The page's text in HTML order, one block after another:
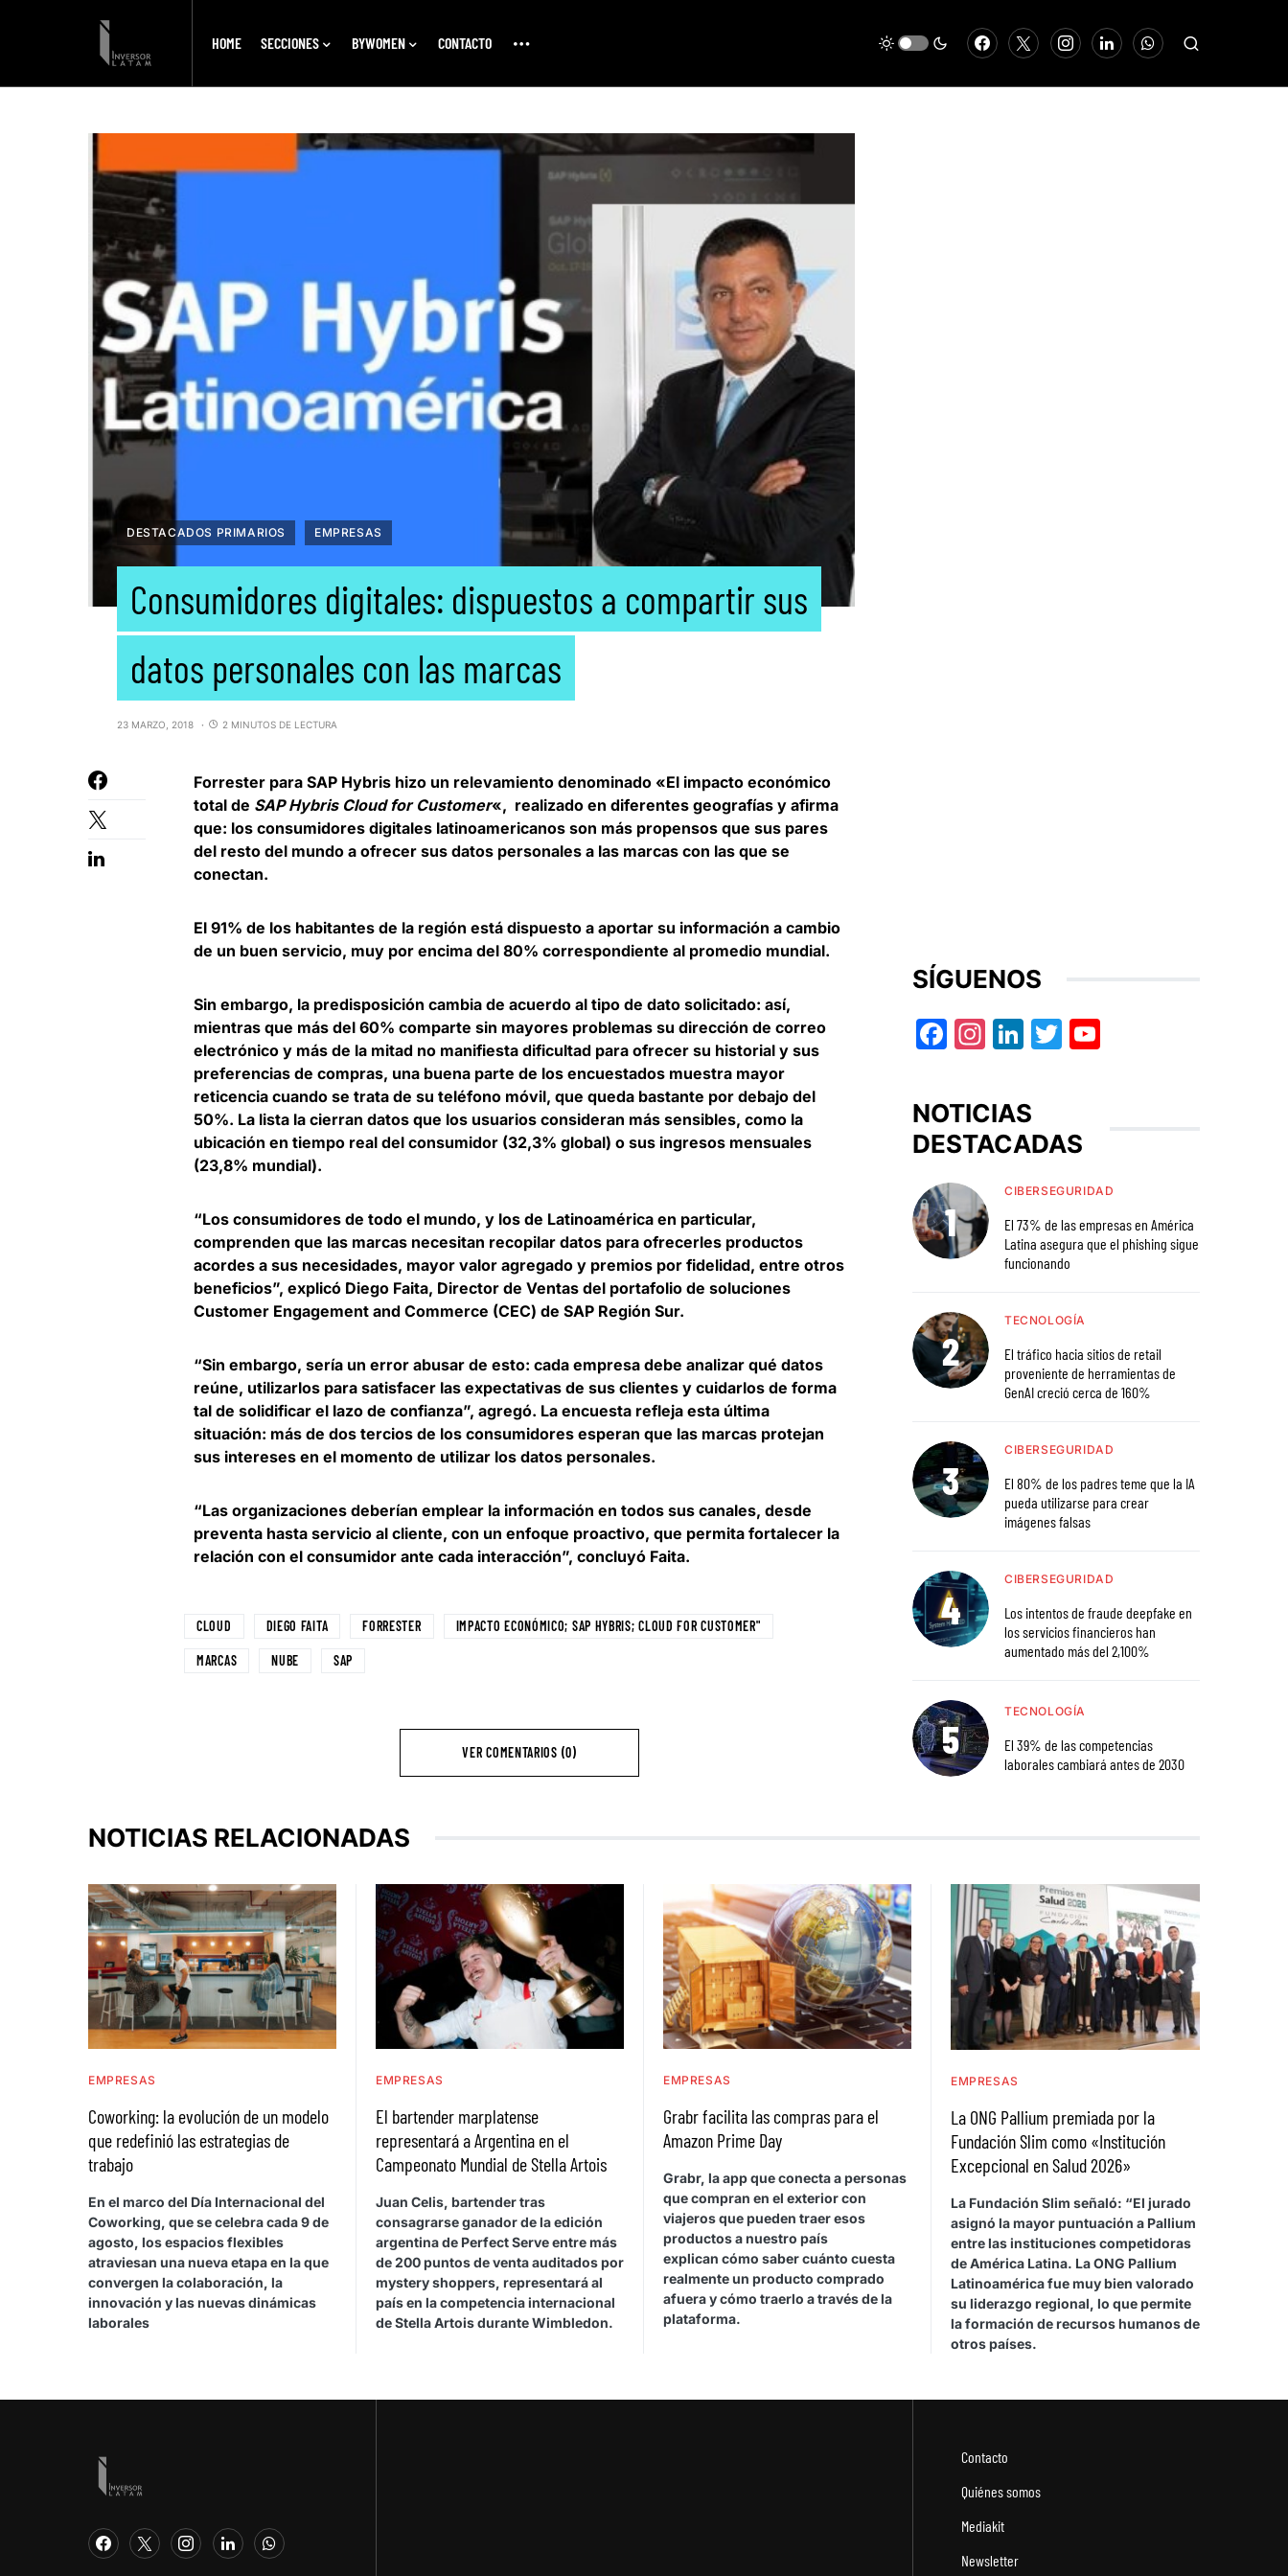
HOME SECCIONES BYWOMEN CONTACTO
DESTACADOS PRIMARIOS EMPRESAS
Consumidores digitales: dispuestos a compartir sus
datos personales con las marcas
23 MARZO, 2018 2 MINUTOS DE LECTURA
Forrester para SAP Hybris hizo un relevamiento denominado «El impacto económico
total de SAP Hybris Cloud for Customer«, realizado en diferentes geografías y afirma
que: los consumidores digitales latinoamericanos son más propensos que sus pares
del resto del mundo a ofrecer sus datos personales a las marcas con las que se
conectan.
El 91% de los habitantes de la región está dispuesto a aportar su información a cambio
de un buen servicio, muy por encima del 80% correspondiente al promedio mundial.
Sin embargo, la predisposición cambia de acuerdo al tipo de dato solicitado: así,
mientras que más del 60% comparte sin mayores problemas su dirección de correo
electrónico y más de la mitad no manifiesta dificultad para ofrecer su historial y sus
preferencias de compras, una buena parte de los encuestados muestra mayor
reticencia cuando se trata de su teléfono móvil, que queda bastante por debajo del
50%. La lista la cierran datos que los usuarios consideran más sensibles, como la
ubicación en tiempo real del consumidor (32,3% global) o sus ingresos mensuales
(23,8% mundial).
“Los consumidores de todo el mundo, y los de Latinoamérica en particular,
comprenden que las marcas necesitan recopilar datos para ofrecerles productos
acordes a sus necesidades, mayor valor agregado y premios por fidelidad, entre otros
beneficios”, explicó Diego Faita, Director de Ventas del portafolio de soluciones
Customer Engagement and Commerce (CEC) de SAP Región Sur.
“Sin embargo, sería un error abusar de esto: cada empresa debe analizar qué datos
reúne, utilizarlos para satisfacer las expectativas de sus clientes y cuidarlos de forma
tal de solidificar el lazo de confianza”, agregó. La encuesta refleja esta última
situación: más de dos tercios de los consumidores esperan que las marcas protejan
sus intereses en el momento de utilizar los datos personales.
“Las organizaciones deberían emplear la información en todos sus canales, desde
preventa hasta servicio al cliente, con un enfoque proactivo, que permita fortalecer la
relación con el consumidor ante cada interacción”, concluyó Faita.
CLOUD DIEGO FAITA FORRESTER IMPACTO ECONÓMICO; SAP HYBRIS; CLOUD FOR CUSTOMER"
MARCAS NUBE SAP
VER COMENTARIOS (0)
SÍGUENOS
Facebook
Instagram
LinkedIn
Twitter
NOTICIAS
DESTACADAS
CIBERSEGURIDAD
El 73% de las empresas en América
Latina asegura que el phishing sigue
funcionando
TECNOLOGÍA
El tráfico hacia sitios de retail
proveniente de herramientas de
GenAI creció cerca de 160%
CIBERSEGURIDAD
El 80% de los padres teme que la IA
pueda utilizarse para crear
imágenes falsas
CIBERSEGURIDAD
Los intentos de fraude deepfake en
los servicios financieros han
aumentado más del 2,100%
TECNOLOGÍA
El 39% de las competencias
laborales cambiará antes de 2030
NOTICIAS RELACIONADAS
EMPRESAS
Coworking: la evolución de un modelo
que redefinió las estrategias de
trabajo
En el marco del Día Internacional del
Coworking, que se celebra cada 9 de
agosto, los espacios flexibles
atraviesan una nueva etapa en la que
convergen la colaboración, la
innovación y las nuevas dinámicas
laborales
EMPRESAS
El bartender marplatense
representará a Argentina en el
Campeonato Mundial de Stella Artois
Juan Celis, bartender tras
consagrarse ganador de la edición
argentina de Perfect Serve entre más
de 200 puntos de venta auditados por
mystery shoppers, representará al
país en la competencia internacional
de Stella Artois durante Wimbledon.
EMPRESAS
Grabr facilita las compras para el
Amazon Prime Day
Grabr, la app que conecta a personas
que compran en el exterior con
viajeros que pueden traer esos
productos a nuestro país
explican cómo saber cuánto cuesta
realmente un producto comprado
afuera y cómo traerlo a través de la
plataforma.
EMPRESAS
La ONG Pallium premiada por la
Fundación Slim como «Institución
Excepcional en Salud 2026»
La Fundación Slim señaló: “El jurado
asignó la mayor puntuación a Pallium
entre las instituciones competidoras
de América Latina. La ONG Pallium
Latinoamérica fue muy bien valorado
su liderazgo regional, lo que permite
la formación de recursos humanos de
otros países.
Contacto
Quiénes somos
Mediakit
Newsletter